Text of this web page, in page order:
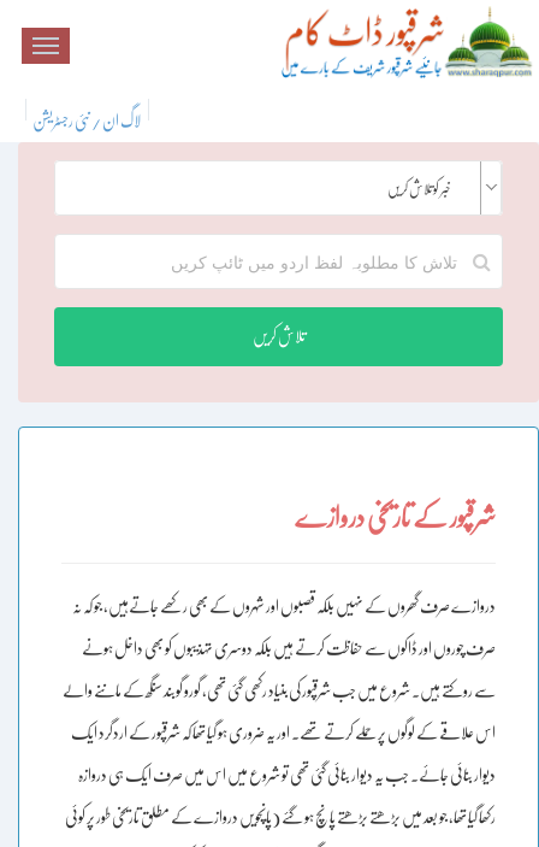
لاگ ان / نئی رجسٹریشن
خبر کو تلاش کریں
تلاش کریں
شرقپور کے تاریخی دروازے
دروازے صرف گھروں کے نہیں بلکہ قصبوں اور شہروں کے بھی رکھے جاتےہیں، جو کہ نہ
صرف چوروں اور ڈاکوں سے حفاظت کرتے ہیں بلکہ دوسری تہذیبوں کو بھی داخل ہونے
سے روکتے ہیں۔ شروع میں جب شرقپور کی بنیاد رکھی گئی تھی، گورو گوبند سنگھ کے ماننے والے
اس علاقے کے لوگوں پر حملے کرتے تھے۔ اور یہ ضروری ہو گیا تھا کہ شرقپور کے اردگرد ایک
دیوار بنائی جائے۔ جب یہ دیوار بنائی گئی تھی تو شروع میں اس میں صرف ایک ہی دروازہ
رکھا گیا تھا، جو بعد میں بڑھتے بڑھتے پانچ ہو گئے (پانچویں دروازے کے مطلق تاریخی طور پر کوئی